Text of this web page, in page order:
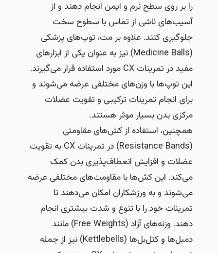
را بر روی سطح نرم و ایمن انجام دهند و از
آسیب‌های ناشی از تماس با سطوح سخت
جلوگیری کنند. علاوه بر مت، توپ‌های پزشکی
(Medicine Balls) نیز به عنوان یکی از ابزارهای
مفید در تمرینات CX مورد استفاده قرار می‌گیرند.
این توپ‌ها با وزن‌های مختلفی عرضه می‌شوند و
برای انجام تمرینات ترکیبی و تقویت عضلات
مرکزی بدن بسیار موثر هستند.
همچنین، استفاده از کش‌های مقاومتی
(Resistance Bands) در تمرینات CX به تقویت
عضلات و افزایش انعطاف‌پذیری بدن کمک
می‌کند. این کش‌ها با مقاومت‌های مختلفی عرضه
می‌شوند و به ورزشکاران امکان می‌دهند تا
تمرینات خود را با تنوع و شدت بیشتری انجام
دهند. وزنه‌های آزاد (Free Weights) مانند
دمبل‌ها و کتل‌بل‌ها (Kettlebells) نیز از جمله